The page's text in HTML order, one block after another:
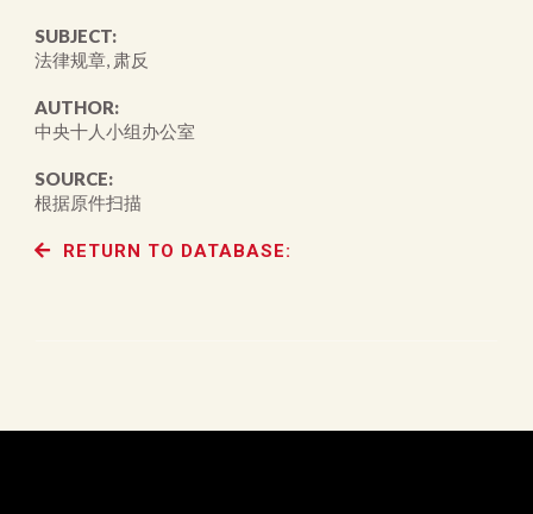
SUBJECT:
法律规章, 肃反
AUTHOR:
中央十人小组办公室
SOURCE:
根据原件扫描
RETURN TO DATABASE: